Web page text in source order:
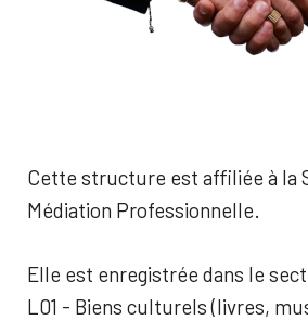
Cette structure est affiliée à la
Médiation Professionnelle.
Elle est enregistrée dans le
L01 - Biens culturels (livres,